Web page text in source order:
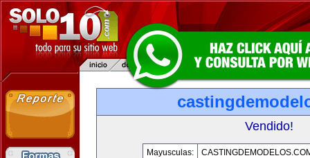
Vendido!
Mayusculas: